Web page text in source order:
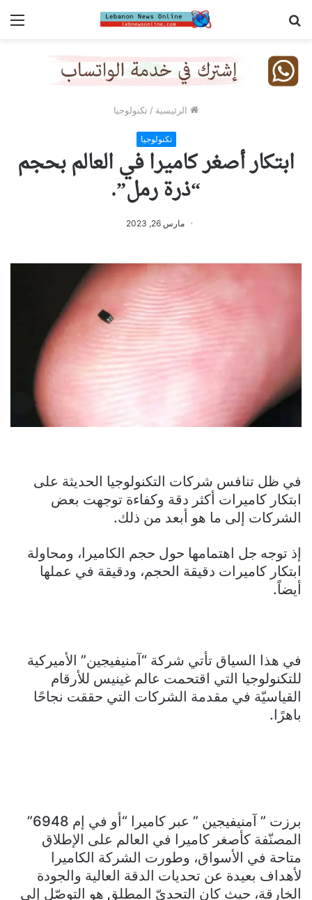
الرئيسية / تكنولوجيا
تكنولوجيا
ابتكار أصغر كاميرا في العالم بحجم
“ذرة رمل”.
مارس 26, 2023
في ظل تنافس شركات التكنولوجيا الحديثة على
ابتكار كاميرات أكثر دقة وكفاءة توجهت بعض
الشركات إلى ما هو أبعد من ذلك.
إذ توجه جل اهتمامها حول حجم الكاميرا، ومحاولة
ابتكار كاميرات دقيقة الحجم، ودقيقة في عملها
أيضاً.
في هذا السياق تأتي شركة “آمنيفيجين” الأميركية
للتكنولوجيا التي اقتحمت عالم غينيس للأرقام
القياسيّة في مقدمة الشركات التي حققت نجاحًا
باهرًا.
برزت ” آمنيفيجين ” عبر كاميرا “أو في إم 6948”
المصنّفة كأصغر كاميرا في العالم على الإطلاق
متاحة في الأسواق، وطورت الشركة الكاميرا
لأهداف بعيدة عن تحديات الدقة العالية والجودة
الخارقة، حيث كان التحديّ المطلق هو التوصّل إلى